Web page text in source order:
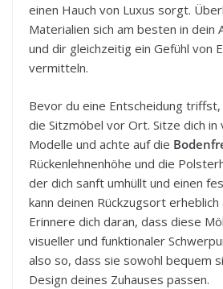
einen Hauch von Luxus sorgt.
Materialien sich am besten in dein
und dir gleichzeitig ein Gefühl von
vermitteln.
Bevor du eine Entscheidung
die Sitzmöbel vor Ort. Sitze dich in
Modelle und achte auf die
Rückenlehnenhöhe und die
der dich sanft umhüllt und einen
kann deinen Rückzugsort
Erinnere dich daran, dass diese
visueller und funktionaler
also so, dass sie sowohl bequem
Design deines Zuhauses passen.